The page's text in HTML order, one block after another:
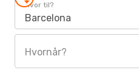
Hvor til?
Barcelona
Hvornår?